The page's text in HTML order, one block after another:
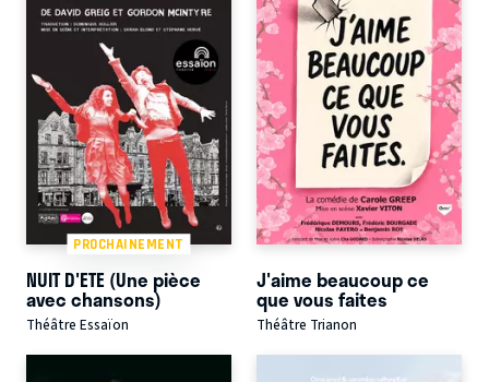
PROCHAINEMENT
NUIT D'ETE (Une pièce
avec chansons)
Théâtre Essaïon
J'aime beaucoup ce
que vous faites
Théâtre Trianon